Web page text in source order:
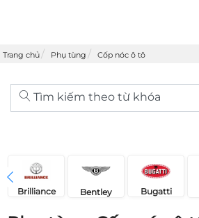
Trang chủ Phụ tùng Cốp nóc ô tô
Tìm kiếm theo từ khóa
Brilliance Bentley Bugatti